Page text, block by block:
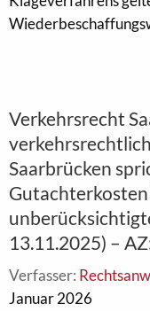
Verkehrsrecht
Saarbrücken
13.11.2025) –
Verfasser:
Januar 2026